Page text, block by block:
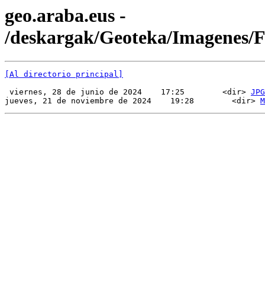
geo.araba.eus -
/deskargak/Geoteka/Imagenes/
[Al directorio principal]
viernes, 28 de junio de 2024    17:25        <dir> JPG
jueves, 21 de noviembre de 2024    19:28        <dir>